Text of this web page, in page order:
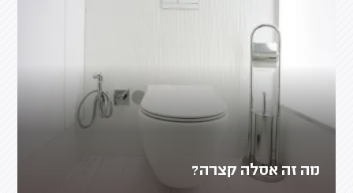
מה זה אסלה קצרה?